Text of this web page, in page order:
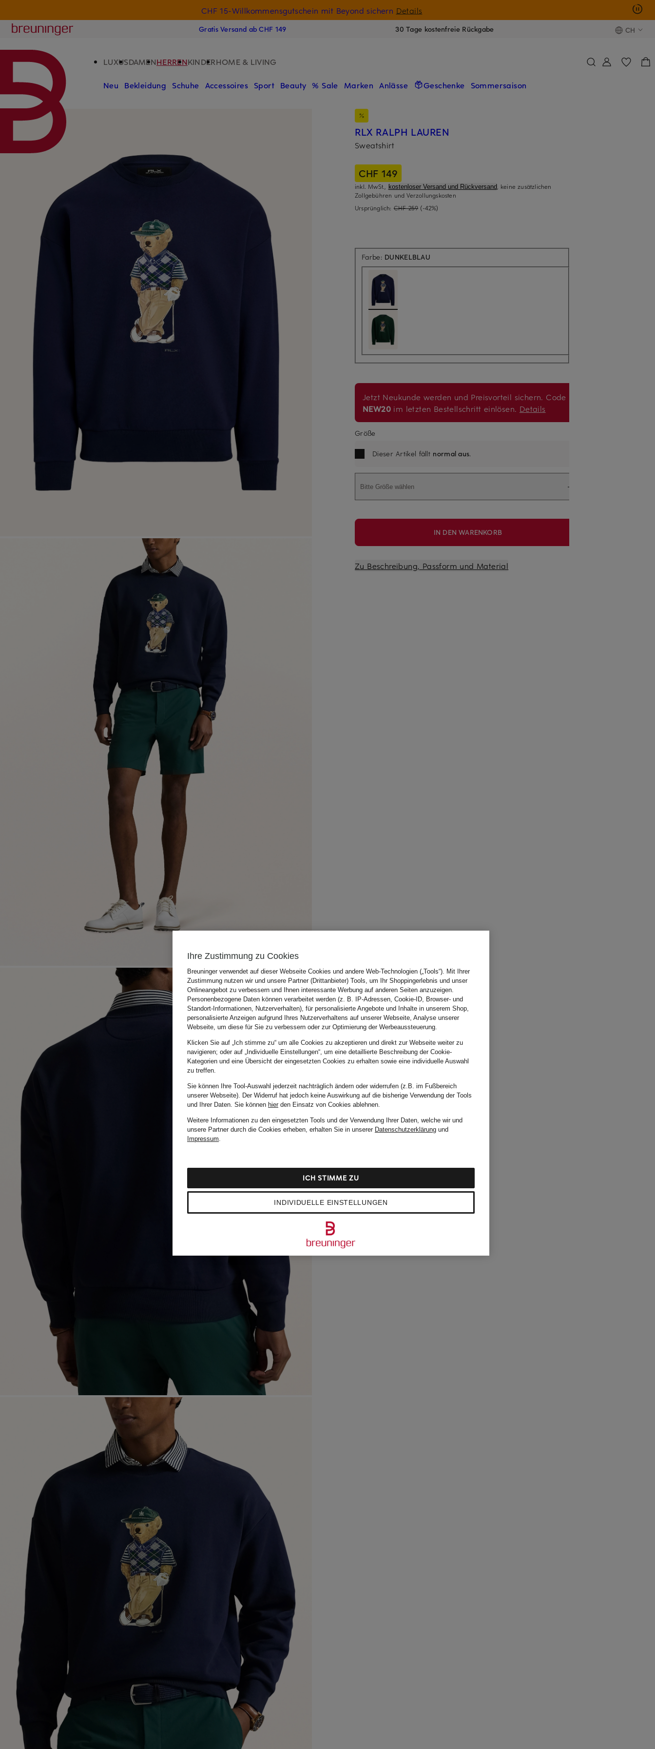
CHF 15-Willkommensgutschein mit Beyond sichern Details
Breuninger
Gratis Versand ab CHF 149 30 Tage kostenfreie Rückgabe CH
LUXUSDAMENHERRENKINDERHOME & LIVING
Neu Bekleidung Schuhe Accessoires Sport Beauty % Sale Marken Anlässe Geschenke Sommersaison
RLX RALPH LAUREN
Sweatshirt
CHF 149
inkl. MwSt., kostenloser Versand und Rückversand, keine zusätzlichen
Zollgebühren und Verzollungskosten
Ursprünglich: CHF 259 (-42%)
Farbe: DUNKELBLAU
Jetzt Neukunde werden und Preisvorteil sichern. Code
NEW20 im letzten Bestellschritt einlösen. Details
Größe
Dieser Artikel fällt normal aus.
Bitte Größe wählen
IN DEN WARENKORB
Zu Beschreibung, Passform und Material
Ihre Zustimmung zu Cookies
Breuninger verwendet auf dieser Webseite Cookies und andere Web-Technologien („Tools“). Mit Ihrer
Zustimmung nutzen wir und unsere Partner (Drittanbieter) Tools, um Ihr Shoppingerlebnis und unser
Onlineangebot zu verbessern und Ihnen interessante Werbung auf anderen Seiten anzuzeigen.
Personenbezogene Daten können verarbeitet werden (z. B. IP-Adressen, Cookie-ID, Browser- und
Standort-Informationen, Nutzerverhalten), für personalisierte Angebote und Inhalte in unserem Shop,
personalisierte Anzeigen aufgrund Ihres Nutzerverhaltens auf unserer Webseite, Analyse unserer
Webseite, um diese für Sie zu verbessern oder zur Optimierung der Werbeaussteuerung.
Klicken Sie auf „Ich stimme zu“ um alle Cookies zu akzeptieren und direkt zur Webseite weiter zu
navigieren; oder auf „Individuelle Einstellungen“, um eine detaillierte Beschreibung der Cookie-
Kategorien und eine Übersicht der eingesetzten Cookies zu erhalten sowie eine individuelle Auswahl
zu treffen.
Sie können Ihre Tool-Auswahl jederzeit nachträglich ändern oder widerrufen (z.B. im Fußbereich
unserer Webseite). Der Widerruf hat jedoch keine Auswirkung auf die bisherige Verwendung der Tools
und Ihrer Daten. Sie können hierden Einsatz von Cookies ablehnen.
Weitere Informationen zu den eingesetzten Tools und der Verwendung Ihrer Daten, welche wir und
unsere Partner durch die Cookies erheben, erhalten Sie in unserer Datenschutzerklärung und
Impressum.
INDIVIDUELLE EINSTELLUNGEN
ICH STIMME ZU